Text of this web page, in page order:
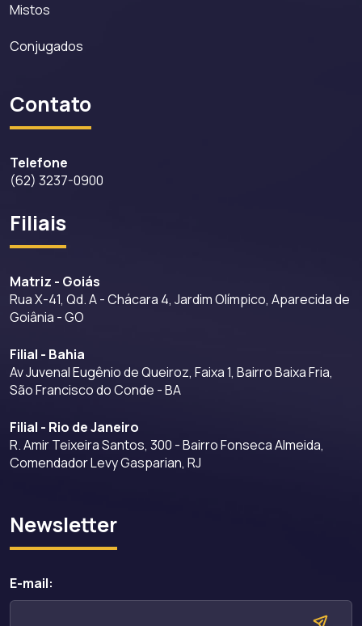
Mistos
Conjugados
Contato
Telefone
(62) 3237-0900
Filiais
Matriz - Goiás
Rua X-41, Qd. A - Chácara 4, Jardim Olímpico, Aparecida de
Goiânia - GO
Filial - Bahia
Av Juvenal Eugênio de Queiroz, Faixa 1, Bairro Baixa Fria,
São Francisco do Conde - BA
Filial - Rio de Janeiro
R. Amir Teixeira Santos, 300 - Bairro Fonseca Almeida,
Comendador Levy Gasparian, RJ
Newsletter
E-mail: